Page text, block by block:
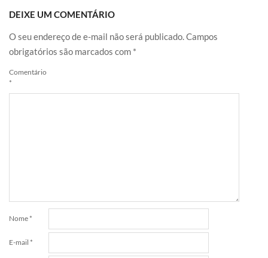
DEIXE UM COMENTÁRIO
O seu endereço de e-mail não será publicado.Campos
obrigatórios são marcados com *
Comentário
*
Nome *
E-mail *